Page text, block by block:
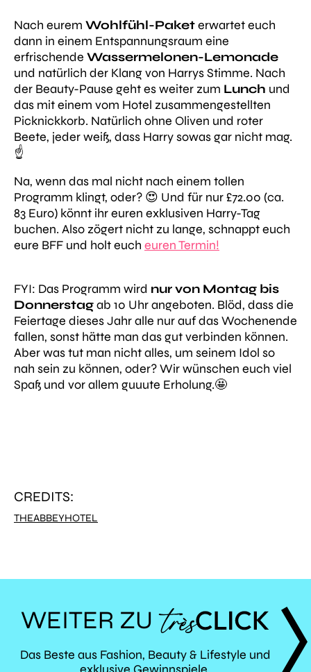
Nach eurem Wohlfühl-Paketerwartet euch
dann in einem Entspannungsraum eine
erfrischende Wassermelonen-Lemonade
und natürlich der Klang von Harrys Stimme. Nach
der Beauty-Pause geht es weiter zum Lunch und
das mit einem vom Hotel zusammengestellten
Picknickkorb. Natürlich ohne Oliven und roter
Beete, jeder weiß, dass Harry sowas gar nicht mag.
☝️
Na, wenn das mal nicht nach einem tollen
Programm klingt, oder? 😍 Und für nur £72.00 (ca.
83 Euro) könnt ihr euren exklusiven Harry-Tag
buchen. Also zögert nicht zu lange, schnappt euch
eure BFF und holt euch euren Termin!
FYI: Das Programm wird nur von Montag bis
Donnerstagab 10 Uhr angeboten. Blöd, dass die
Feiertage dieses Jahr alle nur auf das Wochenende
fallen, sonst hätte man das gut verbinden können.
Aber was tut man nicht alles, um seinem Idol so
nah sein zu können, oder? Wir wünschen euch viel
Spaß und vor allem guuute Erholung.🤩
CREDITS:
THEABBEYHOTEL
WEITER ZU
TRÈS
Das Beste aus Fashion, Beauty & Lifestyle und